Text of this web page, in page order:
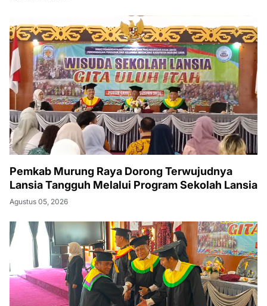
Pemkab Murung Raya Dorong Terwujudnya
Lansia Tangguh Melalui Program Sekolah Lansia
Agustus 05, 2026